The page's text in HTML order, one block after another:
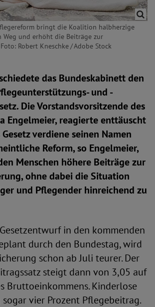
bringt die Koalition halbherzige
Weg und erhöht die Beiträge zur
Robert Kneschke / Adobe Stock
das Bundeskabinett den
und -
Die Vorstandsvorsitzende des
Engelmeier, reagierte enttäuscht
verdiene seinen Namen
Reform, so Engelmeier,
Menschen höhere Beiträge zur
ohne dabei die Situation
und Pflegender hinreichend zu
in den kommenden
durch den Bundestag, wird
schon ab Juli teurer. Der
steigt dann von 3,05 auf
Bruttoeinkommens. Kinderlose
vier Prozent Pflegebeitrag.